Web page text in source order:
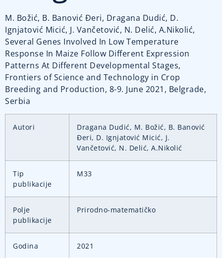
M. Božić, B. Banović Đeri, Dragana Dudić, D.
Ignjatović Micić, J. Vančetović, N. Delić, A.Nikolić,
Several Genes Involved In Low Temperature
Response In Maize Follow Different Expression
Patterns At Different Developmental Stages,
Frontiers of Science and Technology in Crop
Breeding and Production, 8-9. June 2021, Belgrade,
Serbia
Autori
Dragana Dudić, M. Božić, B. Banović
Đeri, D. Ignjatović Micić, J.
Vančetović, N. Delić, A.Nikolić
Tip
publikacije
M33
Polje
publikacije
Prirodno-matematičko
Godina 2021